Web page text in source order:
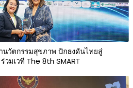
นวัตกรรมสุขภาพ ปักธงดันไทยสู่
วมเวที The 8th SMART